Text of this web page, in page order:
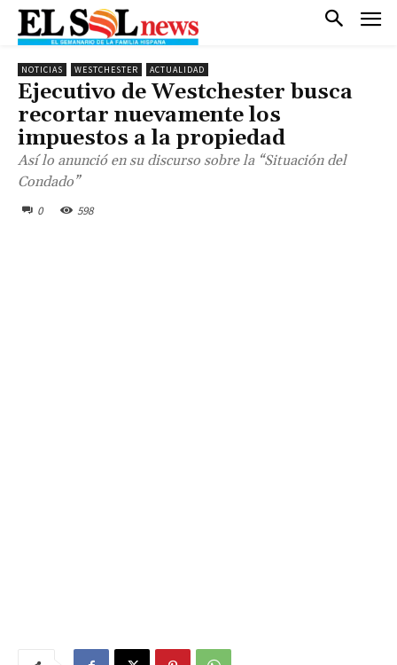
NOTICIAS WESTCHESTER ACTUALIDAD
Ejecutivo de Westchester busca
recortar nuevamente los
impuestos a la propiedad
Así lo anunció en su discurso sobre la “Situación del
Condado”
0 598